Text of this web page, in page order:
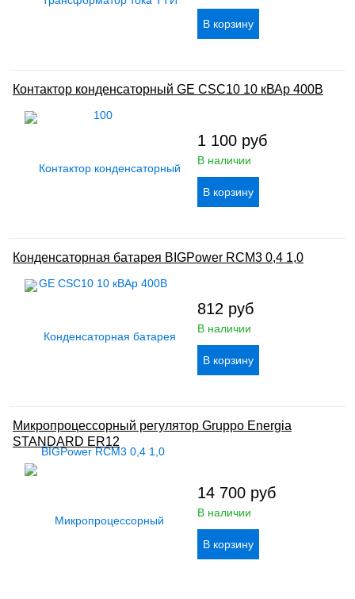
Контактор конденсаторный GE CSC10 10 кВАр 400В
1 100 руб
В наличии
Конденсаторная батарея BIGPower RCM3 0,4 1,0
812 руб
В наличии
Микропроцессорный регулятор Gruppo Energia
STANDARD ER12
14 700 руб
В наличии